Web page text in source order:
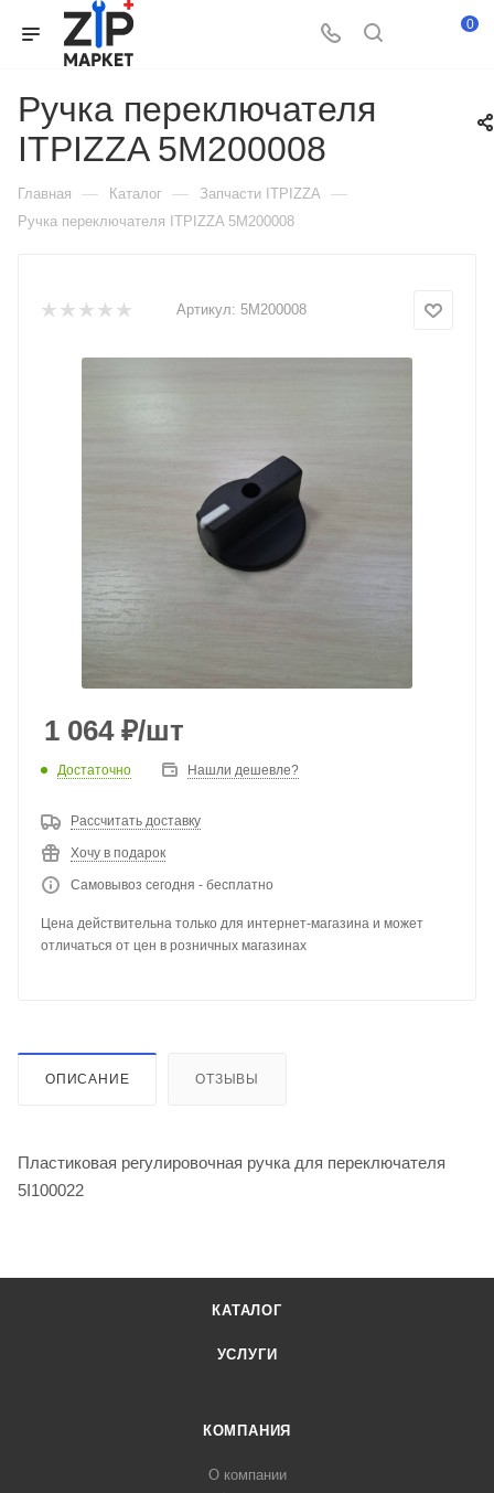
0
Ручка переключателя
ITPIZZA 5M200008
Главная — Каталог — Запчасти ITPIZZA —
Ручка переключателя ITPIZZA 5M200008
Артикул: 5M200008
1 064₽/шт
Достаточно Нашли дешевле?
Рассчитать доставку
Хочу в подарок
Самовывоз сегодня - бесплатно
Цена действительна только для интернет-магазина и может
отличаться от цен в розничных магазинах
ОПИСАНИЕ ОТЗЫВЫ
Пластиковая регулировочная ручка для переключателя
5I100022
КАТАЛОГ
УСЛУГИ
КОМПАНИЯ
О компании